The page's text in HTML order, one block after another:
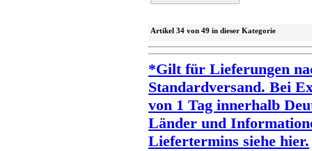
Artikel 34 von 49 in dieser Kategorie
*Gilt für Lieferungen
Standardversand. Bei
von 1 Tag innerhalb
Länder und
Liefertermins siehe hier.